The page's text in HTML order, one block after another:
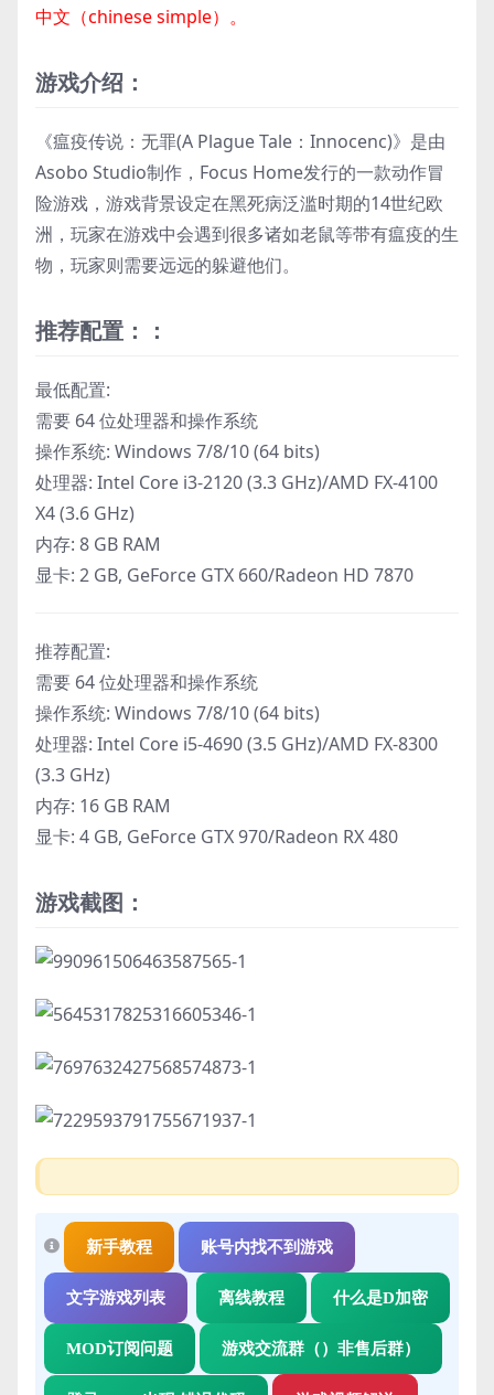
中文（chinese simple）。
游戏介绍：
《瘟疫传说：无罪(A Plague Tale：Innocenc)》是由
Asobo Studio制作，Focus Home发行的一款动作冒
险游戏，游戏背景设定在黑死病泛滥时期的14世纪欧
洲，玩家在游戏中会遇到很多诸如老鼠等带有瘟疫的生
物，玩家则需要远远的躲避他们。
推荐配置：：
最低配置:
需要 64 位处理器和操作系统
操作系统: Windows 7/8/10 (64 bits)
处理器: Intel Core i3-2120 (3.3 GHz)/AMD FX-4100
X4 (3.6 GHz)
内存: 8 GB RAM
显卡: 2 GB, GeForce GTX 660/Radeon HD 7870
推荐配置:
需要 64 位处理器和操作系统
操作系统: Windows 7/8/10 (64 bits)
处理器: Intel Core i5-4690 (3.5 GHz)/AMD FX-8300
(3.3 GHz)
内存: 16 GB RAM
显卡: 4 GB, GeForce GTX 970/Radeon RX 480
游戏截图：
新手教程 账号内找不到游戏
文字游戏列表 离线教程 什么是D加密
MOD订阅问题 游戏交流群（）非售后群）